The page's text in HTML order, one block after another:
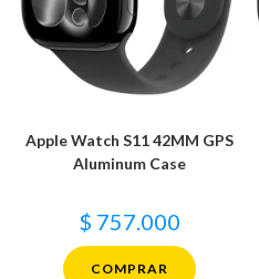
Apple Watch S11 42MM GPS
Aluminum Case
$ 757.000
COMPRAR